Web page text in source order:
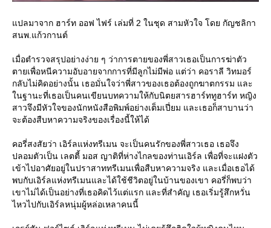
ปลมาจาก ฮาร์ท ออฟ ไฟร์ เล่มที่ 2 ในชุด สามหัวใจ โดย กัญชลิกา
สนพ.แก้วกานต์
เมื่อตำรวจสรุปอย่างง่าย ๆ ว่าการตายของพี่สาวเธอเป็นการฆ่าตัว
ตายเพื่อหนีความอับอายจากการที่มีลูกไม่มีพ่อ แต่ว่า คอราลี วิทมอร์
กลับไม่คิดอย่างนั้น เธอมั่นใจว่าพี่สาวของเธอต้องถูกฆาตกรรม และ
นฐานะที่เธอเป็นคนเขียนบทความให้กับนิตยสารฮาร์ททูฮาร์ท หญิง
สาวจึงมีหัวใจของนักหนังสือพิมพ์อย่างเต็มเปี่ยม และเธอก็สาบานว่า
จะต้องสืบหาความจริงของเรื่องนี้ให้ได้
คอรี่สงสัยว่า เอิร์ลแห่งทรีเมน จะเป็นคนรักของพี่สาวเธอ เธอจึง
ปลอมตัวเป็น เลตตี้ มอส ญาติที่ห่างไกลของท่านเอิร์ล เพื่อที่จะแฝงตัว
เข้าไปอาศัยอยู่ในปราสาททรีเมนเพื่อสืบหาความจริง และเมื่อเธอได้
พบกับเอิร์ลแห่งทรีเมนและได้ใช้ชีวิตอยู่ในบ้านของเขา คอรี่ก็พบว่า
เขาไม่ได้เป็นอย่างที่เธอคิดไว้แต่แรก และที่สำคัญ เธอเริ่มรู้สึกหวั่น
ไหวไปกับเอิร์ลหนุ่มผู้หล่อเหลาคนนี้